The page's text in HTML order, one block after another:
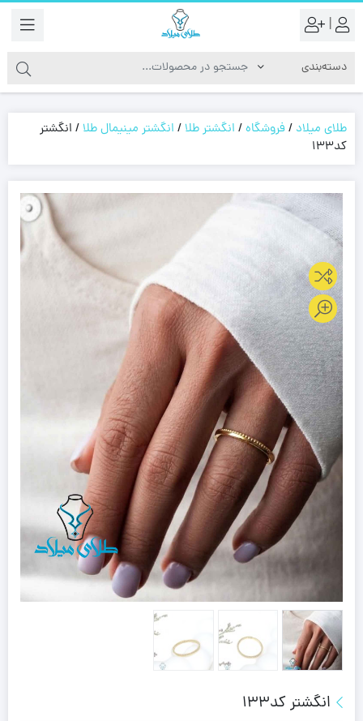
|
طلای میلاد /فروشگاه/ انگشتر طلا/ انگشتر مینیمال طلا/ انگشتر
کد133
انگشتر کد133